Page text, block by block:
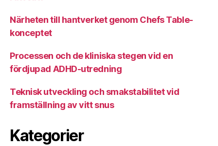
Närheten till hantverket genom Chefs Table-
konceptet
Processen och de kliniska stegen vid en
fördjupad ADHD-utredning
Teknisk utveckling och smakstabilitet vid
framställning av vitt snus
Kategorier